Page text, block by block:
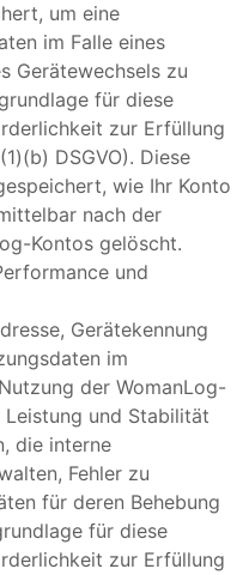
um eine
im Falle eines
Gerätewechsels zu
für diese
zur Erfüllung
DSGVO). Diese
wie Ihr Konto
nach der
Kontos gelöscht.
und
Gerätekennung
im
der WomanLog-
und Stabilität
die interne
Fehler zu
für deren Behebung
für diese
zur Erfüllung